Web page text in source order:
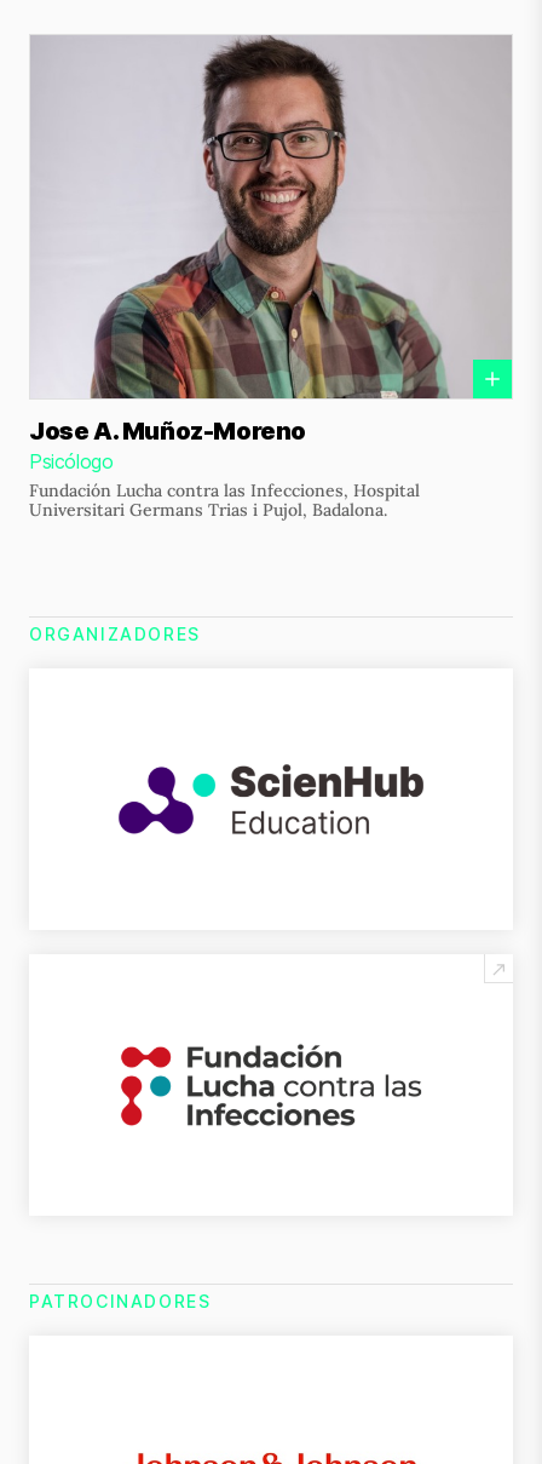
Jose A. Muñoz-Moreno
Psicólogo
Fundación Lucha contra las Infecciones, Hospital
Universitari Germans Trias i Pujol, Badalona.
ORGANIZADORES
PATROCINADORES